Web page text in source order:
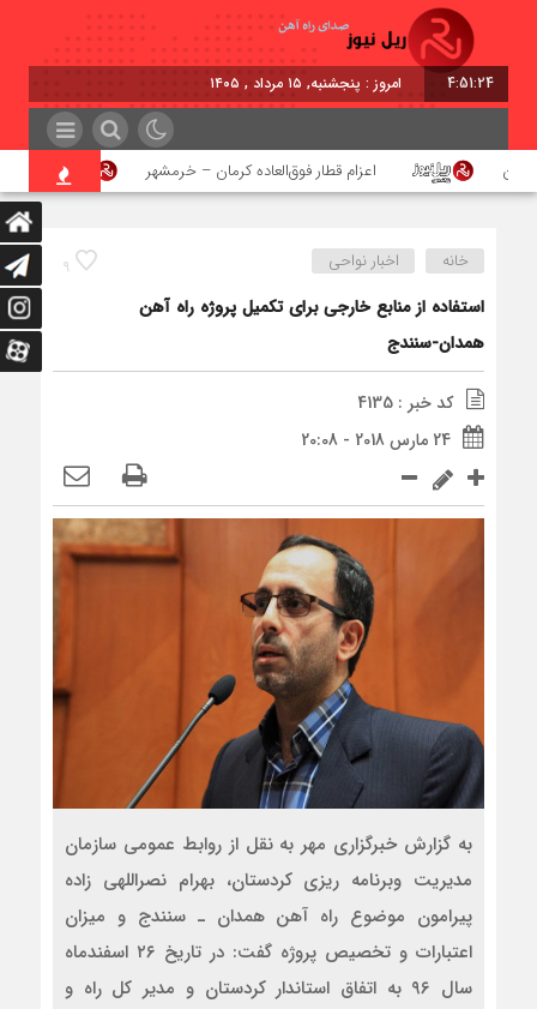
4:51:24 امروز : پنجشنبه, ۱۵ مرداد , ۱۴۰۵
اعزام قطار فوق‌العاده کرمان – خرمشهر
9 خانه اخبار نواحی
استفاده از منابع خارجی برای تکمیل پروژه راه آهن
همدان-سنندج
کد خبر : 4135
24 مارس 2018 - 20:08
به گزارش خبرگزاری مهر به نقل از روابط عمومی سازمان
مدیریت وبرنامه ریزی کردستان، بهرام نصراللهی زاده
پیرامون موضوع راه آهن همدان ـ سنندج و میزان
اعتبارات و تخصیص پروژه گفت: در تاریخ ۲۶ اسفندماه
سال ۹۶ به اتفاق استاندار کردستان و مدیر کل راه و